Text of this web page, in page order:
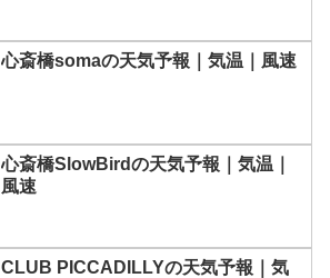
心斎橋somaの天気予報｜気温｜風速
心斎橋SlowBirdの天気予報｜気温｜
風速
CLUB PICCADILLYの天気予報｜気